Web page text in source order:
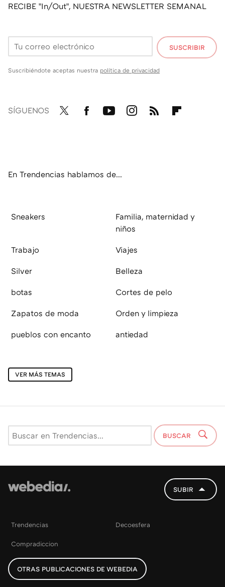
RECIBE "In/Out", NUESTRA NEWSLETTER SEMANAL
SUSCRIBIR
Suscribiéndote aceptas nuestra política de privacidad
SÍGUENOS
En Trendencias hablamos de...
Sneakers
Familia, maternidad y
niños
Trabajo Viajes
Silver Belleza
botas Cortes de pelo
Zapatos de moda Orden y limpieza
pueblos con encanto antiedad
VER MÁS TEMAS
BUSCAR
SUBIR
Trendencias Decoesfera
Compradiccion
OTRAS PUBLICACIONES DE WEBEDIA